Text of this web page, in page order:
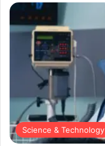
Science & Technology